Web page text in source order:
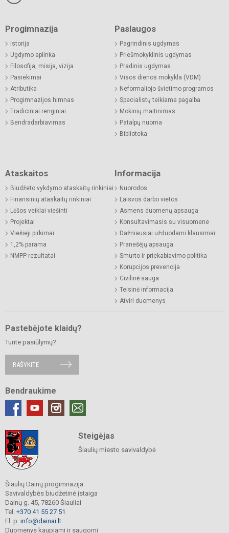
Progimnazija
Istorija
Ugdymo aplinka
Filosofija, misija, vizija
Pasiekimai
Atributika
Progimnazijos himnas
Tradiciniai renginiai
Bendradarbiavimas
Paslaugos
Pagrindinis ugdymas
Priešmokyklinis ugdymas
Pradinis ugdymas
Visos dienos mokykla (VDM)
Neformaliojo švietimo programos
Specialistų teikiama pagalba
Mokinių maitinimas
Patalpų nuoma
Biblioteka
Ataskaitos
Biudžeto vykdymo ataskaitų rinkiniai
Finansinių ataskaitų rinkiniai
Lėšos veiklai viešinti
Projektai
Viešieji pirkimai
1,2% parama
NMPP rezultatai
Informacija
Nuorodos
Laisvos darbo vietos
Asmens duomenų apsauga
Konsultavimasis su visuomene
Dažniausiai užduodami klausimai
Pranešėjų apsauga
Smurto ir priekabiavimo politika
Korupcijos prevencija
Civilinė sauga
Teisinė informacija
Atviri duomenys
Pastebėjote klaidų?
Turite pasiūlymų?
RAŠYKITE
Bendraukime
Steigėjas
Šiaulių miesto savivaldybė
Šiaulių Dainų progimnazija
Savivaldybės biudžetinė įstaiga
Dainų g. 45, 78260 Šiauliai
Tel. +370 41 55 27 51
El. p. info@dainai.lt
Duomenys kaupiami ir saugomi